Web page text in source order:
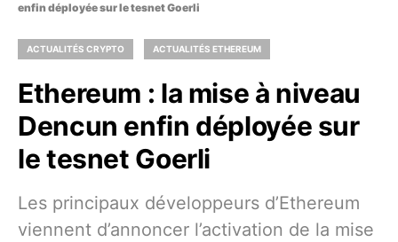
enfin déployée sur le tesnet Goerli
ACTUALITÉS CRYPTO ACTUALITÉS ETHEREUM
Ethereum : la mise à niveau
Dencun enfin déployée sur
le tesnet Goerli
Les principaux développeurs d’Ethereum
viennent d’annoncer l’activation de la mise